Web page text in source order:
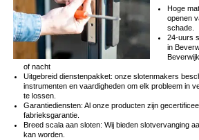
Hoge
openen
schade.
24-uurs
in
of nacht
Uitgebreid dienstenpakket: onze slotenmakers
instrumenten en vaardigheden om elk probleem in
te lossen.
Garantiediensten: Al onze producten zijn
fabrieksgarantie.
Breed scala aan sloten: Wij bieden slotvervanging
kan worden.